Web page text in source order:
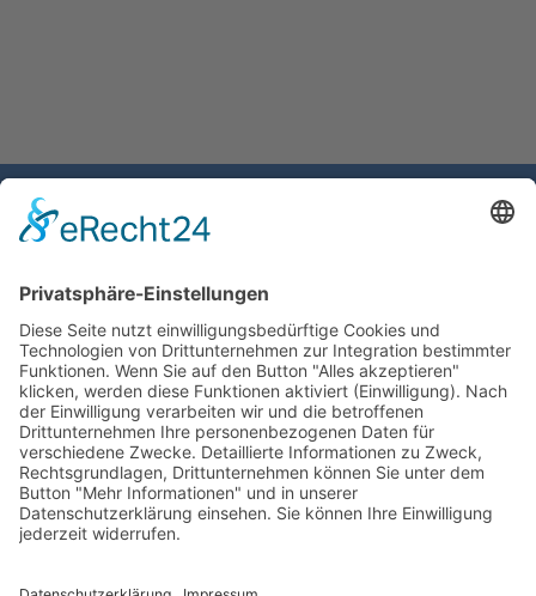
Gemeinde Schaan
9494 Schaan
Tel +423 / 237 72 00
Email schreiben
Impressum
Datenschutzerklärung
Nutzungsbedingungen Chatbot
Barrierefreiheit